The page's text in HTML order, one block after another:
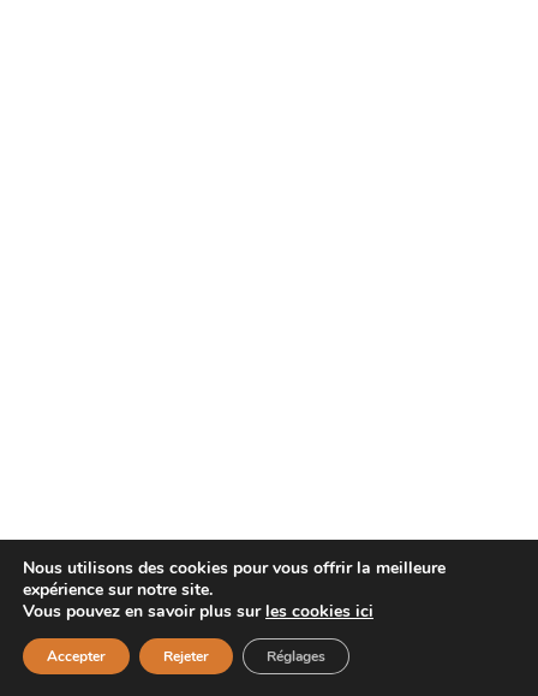
Nous utilisons des cookies pour vous offrir la meilleure
expérience sur notre site.
Vous pouvez en savoir plus sur les cookies ici
Accepter Rejeter Réglages